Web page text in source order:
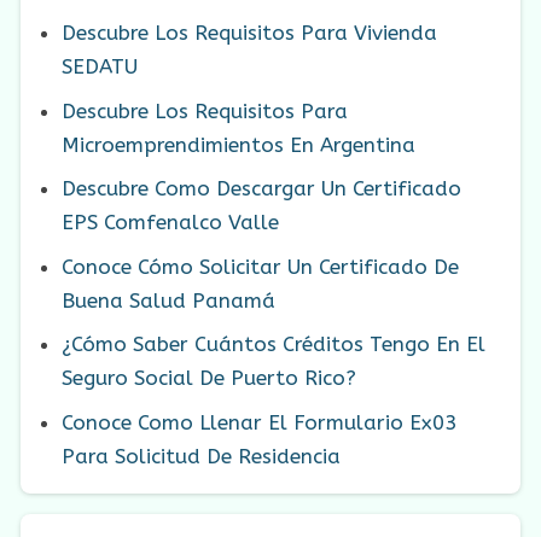
Descubre Los Requisitos Para Vivienda
SEDATU
Descubre Los Requisitos Para
Microemprendimientos En Argentina
Descubre Como Descargar Un Certificado
EPS Comfenalco Valle
Conoce Cómo Solicitar Un Certificado De
Buena Salud Panamá
¿Cómo Saber Cuántos Créditos Tengo En El
Seguro Social De Puerto Rico?
Conoce Como Llenar El Formulario Ex03
Para Solicitud De Residencia